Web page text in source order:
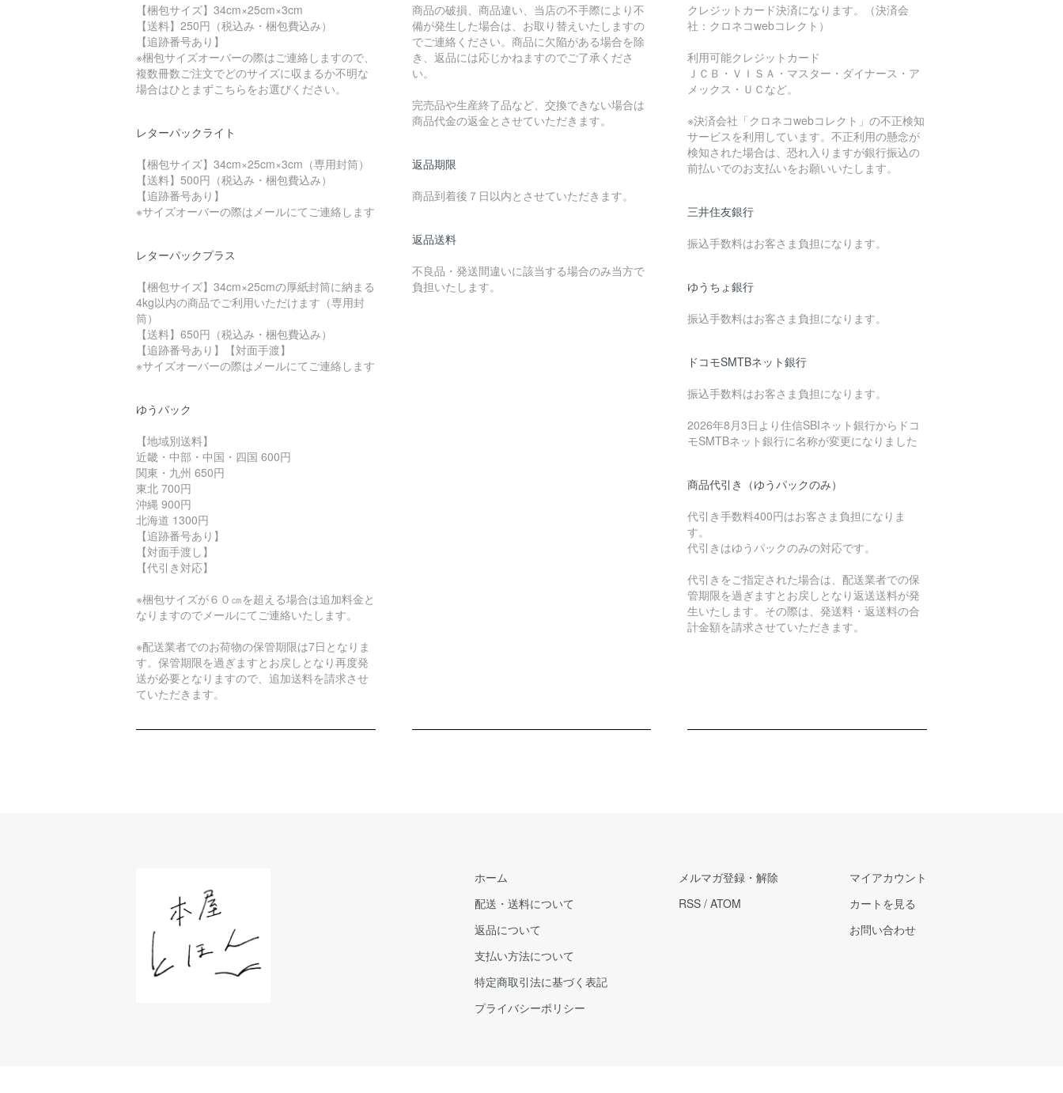
【梱包サイズ】34cm×25cm×3cm
【送料】250円（税込み・梱包費込み）
【追跡番号あり】
※梱包サイズオーバーの際はご連絡しますので、
複数冊数ご注文でどのサイズに収まるか不明な
場合はひとまずこちらをお選びください。
レターパックライト
【梱包サイズ】34cm×25cm×3cm（専用封筒）
【送料】500円（税込み・梱包費込み）
【追跡番号あり】
※サイズオーバーの際はメールにてご連絡します
レターパックプラス
【梱包サイズ】34cm×25cmの厚紙封筒に納まる
4kg以内の商品でご利用いただけます（専用封
筒）
【送料】650円（税込み・梱包費込み）
【追跡番号あり】【対面手渡】
※サイズオーバーの際はメールにてご連絡します
ゆうパック
【地域別送料】
近畿・中部・中国・四国 600円
関東・九州 650円
東北 700円
沖縄 900円
北海道 1300円
【追跡番号あり】
【対面手渡し】
【代引き対応】
※梱包サイズが６０㎝を超える場合は追加料金と
なりますのでメールにてご連絡いたします。
※配送業者でのお荷物の保管期限は7日となりま
す。保管期限を過ぎますとお戻しとなり再度発
送が必要となりますので、追加送料を請求させ
ていただきます。
商品の破損、商品違い、当店の不手際により不
備が発生した場合は、お取り替えいたしますの
でご連絡ください。商品に欠陥がある場合を除
き、返品には応じかねますのでご了承くださ
い。
完売品や生産終了品など、交換できない場合は
商品代金の返金とさせていただきます。
返品期限
商品到着後７日以内とさせていただきます。
返品送料
不良品・発送間違いに該当する場合のみ当方で
負担いたします。
クレジットカード決済になります。（決済会
社：クロネコwebコレクト）
利用可能クレジットカード
ＪＣＢ・ＶＩＳＡ・マスター・ダイナース・ア
メックス・ＵＣなど。
※決済会社「クロネコwebコレクト」の不正検知
サービスを利用しています。不正利用の懸念が
検知された場合は、恐れ入りますが銀行振込の
前払いでのお支払いをお願いいたします。
三井住友銀行
振込手数料はお客さま負担になります。
ゆうちょ銀行
振込手数料はお客さま負担になります。
ドコモSMTBネット銀行
振込手数料はお客さま負担になります。
2026年8月3日より住信SBIネット銀行からドコ
モSMTBネット銀行に名称が変更になりました
商品代引き（ゆうパックのみ）
代引き手数料400円はお客さま負担になりま
す。
代引きはゆうパックのみの対応です。
代引きをご指定された場合は、配送業者での保
管期限を過ぎますとお戻しとなり返送送料が発
生いたします。その際は、発送料・返送料の合
計金額を請求させていただきます。
ホーム
配送・送料について
返品について
支払い方法について
特定商取引法に基づく表記
プライバシーポリシー
メルマガ登録・解除
RSS / ATOM
マイアカウント
カートを見る
お問い合わせ